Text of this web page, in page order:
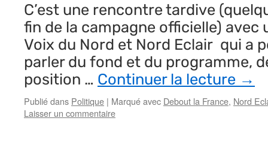
C’est une rencontre tardive
fin de la campagne officielle) avec
Voix du Nord et Nord Eclair qui a
parler du fond et du programme,
position … Continuer la lecture →
Publié dans Politique | Marqué avec Debout la France, Nord
Laisser un commentaire